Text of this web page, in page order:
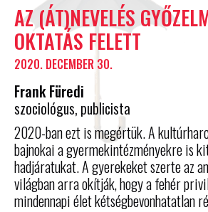
Blog
bejegyzések
listája
AZ (ÁT)NEVELÉS
OKTATÁS FELETT
2020. DECEMBER 30.
Frank Füredi
szociológus, publicista
2020-ban ezt is megértük. A
bajnokai a gyermekintézményekre is
hadjáratukat. A gyerekeket szerte az
világban arra okítják, hogy a fehér
mindennapi élet kétségbevonhatatlan